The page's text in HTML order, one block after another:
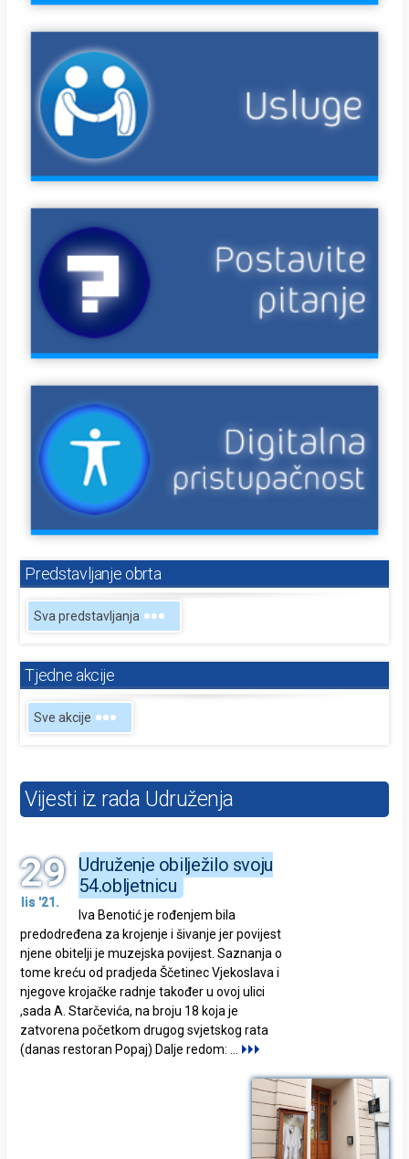
Predstavljanje obrta
Sva predstavljanja
Tjedne akcije
Sve akcije
Vijesti iz rada Udruženja
29
lis '21.
Udruženje obilježilo svoju
54.obljetnicu
Iva Benotić je rođenjem bila
predodređena za krojenje i šivanje jer povijest
njene obitelji je muzejska povijest. Saznanja o
tome kreću od pradjeda Ščetinec Vjekoslava i
njegove krojačke radnje također u ovoj ulici
,sada A. Starčevića, na broju 18 koja je
zatvorena početkom drugog svjetskog rata
(danas restoran Popaj) Dalje redom:...